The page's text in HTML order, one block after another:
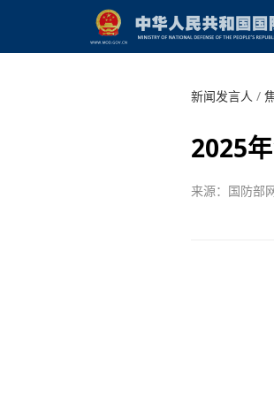
新闻发言人 /
2025
来源：国防部